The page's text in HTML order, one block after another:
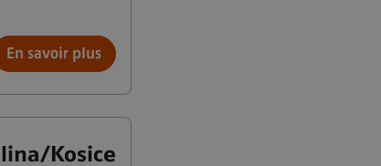
En savoir plus
Kosice